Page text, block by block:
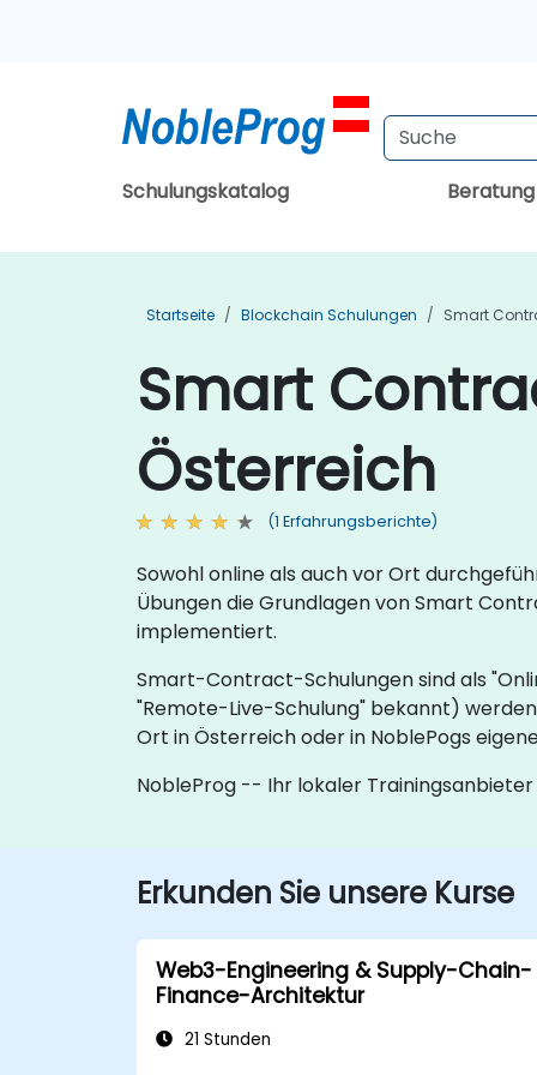
Schulungskatalog Beratung
Startseite Blockchain Schulungen Smart
Smart
Österreich
(1 Erfahrungsberichte)
Sowohl online als auch vor Ort
Übungen die Grundlagen von Smart
implementiert.
Smart-Contract-Schulungen sind als
"Remote-Live-Schulung" bekannt)
Ort in Österreich oder in NoblePogs
NobleProg -- Ihr lokaler Trainingsanbieter
Erkunden Sie unsere Kurse
Web3-Engineering & Supply-Chain-
Finance-Architektur
21 Stunden